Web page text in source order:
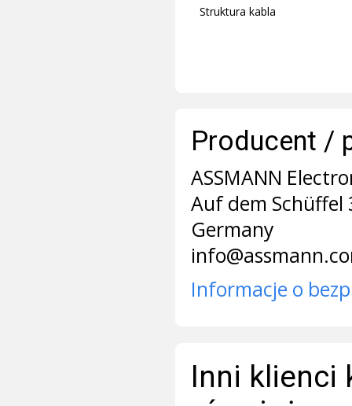
Struktura kabla
Producent /
ASSMANN
Auf dem Schüffel
Germany
Informacje o
Inni klienci